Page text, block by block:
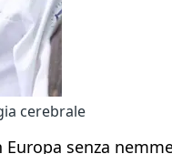
cerebrale
senza